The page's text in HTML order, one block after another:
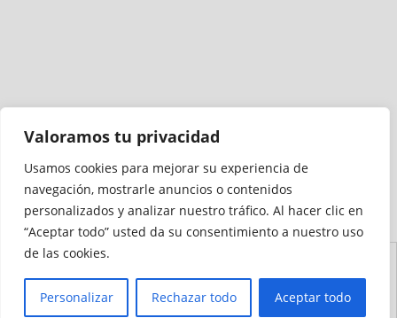
Valoramos tu privacidad
Usamos cookies para mejorar su experiencia de
navegación, mostrarle anuncios o contenidos
personalizados y analizar nuestro tráfico. Al hacer clic en
“Aceptar todo” usted da su consentimiento a nuestro uso
de las cookies.
Personalizar Rechazar todo Aceptar todo
Medio auditado por
Accesibilidad
Sitio
Cookies
Privacidad